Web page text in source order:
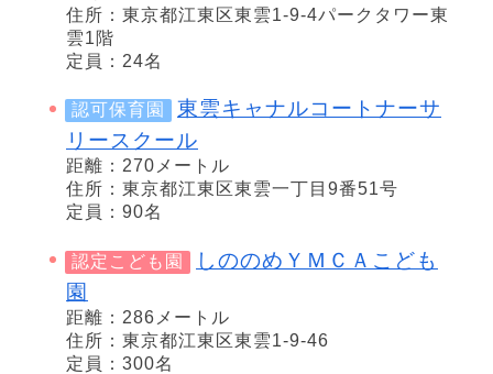
住所：東京都江東区東雲1-9-4パークタワー東
雲1階
定員：24名
認可保育園
東雲キャナルコートナーサ
リースクール
距離：270メートル
住所：東京都江東区東雲一丁目9番51号
定員：90名
認定こども園
しののめＹＭＣＡこども
園
距離：286メートル
住所：東京都江東区東雲1-9-46
定員：300名